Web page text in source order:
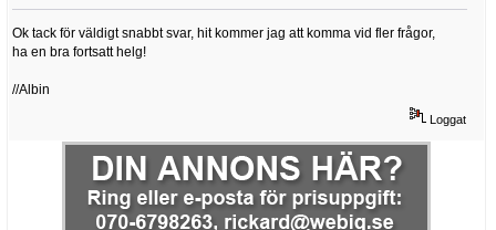
Ok tack för väldigt snabbt svar, hit kommer jag att komma vid fler frågor,
ha en bra fortsatt helg!
//Albin
Loggat